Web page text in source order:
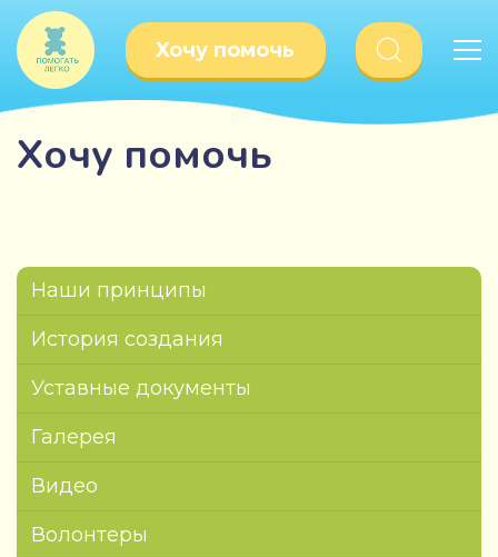
Хочу помочь
Хочу помочь
Наши принципы
История создания
Уставные документы
Галерея
Видео
Волонтеры